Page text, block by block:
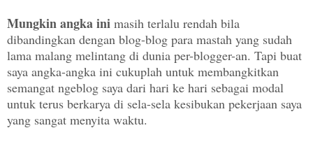
Mungkin angka ini masih terlalu rendah bila
dibandingkan dengan blog-blog para mastah yang sudah
lama malang melintang di dunia per-blogger-an. Tapi buat
saya angka-angka ini cukuplah untuk membangkitkan
semangat ngeblog saya dari hari ke hari sebagai modal
untuk terus berkarya di sela-sela kesibukan pekerjaan saya
yang sangat menyita waktu.